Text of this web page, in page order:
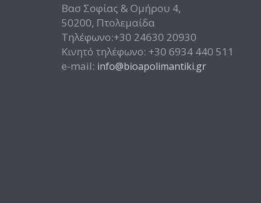
Βασ Σοφίας & Ομήρου 4,
50200, Πτολεμαίδα
Τηλέφωνο:+30 24630 20930
Κινητό τηλέφωνο: +30 6934 440 511
e-mail: info@bioapolimantiki.gr